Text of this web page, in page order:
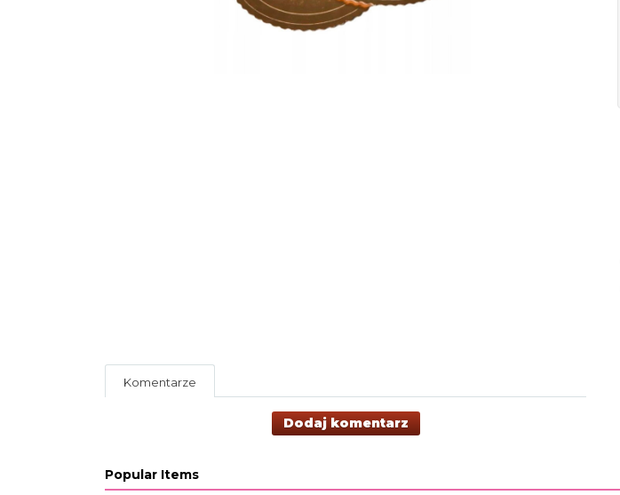
Komentarze
Dodaj komentarz
Popular Items